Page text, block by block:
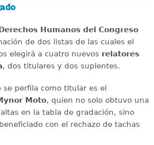
Humanos del Congreso
de dos listas de las cuales el
elegirá a cuatro nuevos relatores
, dos titulares y dos suplentes.
se perfila como titular es el
Moto, quien no solo obtuvo una
en la tabla de gradación, sino
con el rechazo de tachas